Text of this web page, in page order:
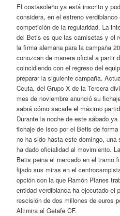
El costasoleño ya está inscrito y
considera, en el estreno
competición de la regularidad. La
del Betis es que las camisetas y el
la firma alemana para la campaña
conozcan de manera oficial a partir
coincidiendo con el regreso del
preparar la siguiente campaña.
Ceuta, del Grupo X de la Tercera
mes de noviembre anunció su
sabrá cómo sacarle el máximo
Durante la noche de este sábado
fichaje de Isco por el Betis de
no ha sido hasta este domingo,
ha dado oficialidad al movimiento.
Betis peina el mercado en el tramo
fijado sus miras en el
opción con la que Ramón Planes
entidad verdiblanca ha ejecutado el
rescisión de dos millones de euros
Altimira al Getafe CF.